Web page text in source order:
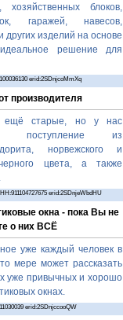
хозяйственных блоков,
гаражей, навесов,
других изделий на основе
решение для
erid:2SDnjcoMmXq
производителя
ещё старые, но у нас
поступление из
норвежского и
цвета, а также
erid:2SDnjeWbdHU
окна - пока Вы не
о них ВСЁ
уже каждый человек в
мере может рассказать
уже привычных и хорошо
окнах.
erid:2SDnjccooQW